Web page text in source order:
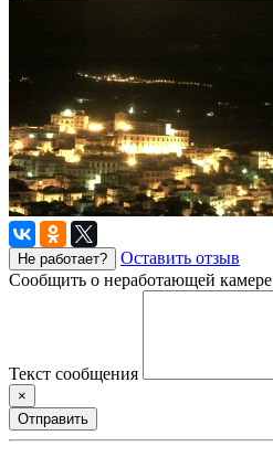
Не работает?
Оставить отзыв
Сообщить о неработающей камере
Текст сообщения
×
Отправить